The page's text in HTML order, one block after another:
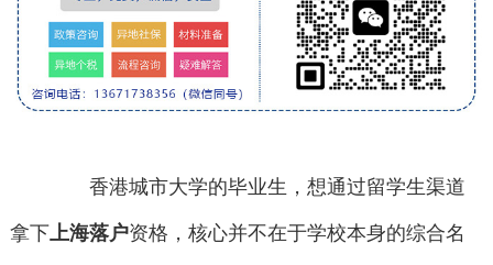
香港城市大学的毕业生，想通过留学生渠道
拿下上海落户资格，核心并不在于学校本身的综合名